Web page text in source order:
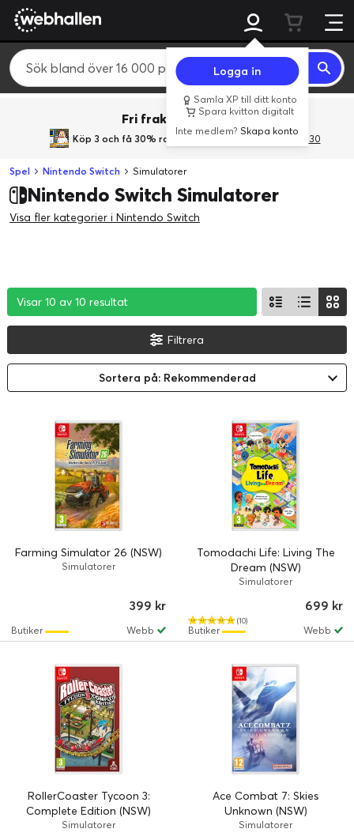
Logga in
Samla XP till ditt konto
Spara kvitton digitalt
Inte medlem?Skapa konto
Fri frakt över 800 kr.
Köp 3 och få 30% rabatt med rabattkoden 3Gives30
Spel Nintendo Switch Simulatorer
Nintendo Switch Simulatorer
Visa fler kategorier i Nintendo Switch
Visar 10 av 10 resultat
Visar 10 av 10 resultat
Visar 10 av 10 resultat
Filtrera
Sortera på: Rekommenderad
Farming Simulator 26 (NSW)
Simulatorer
399 kr
Webb
Butiker
Tomodachi Life: Living The
Dream (NSW)
Simulatorer
(10)
699 kr
Webb
Butiker
RollerCoaster Tycoon 3:
Complete Edition (NSW)
Simulatorer
Ace Combat 7: Skies
Unknown (NSW)
Simulatorer